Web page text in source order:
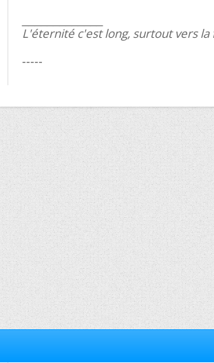
L'éternité c'est long, surtout vers la
-----